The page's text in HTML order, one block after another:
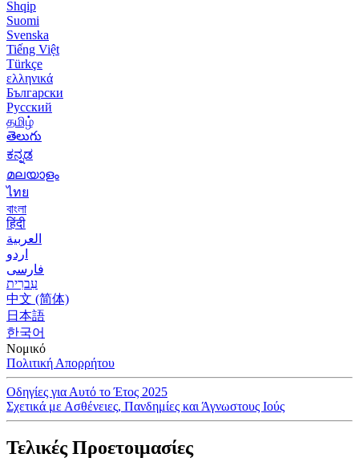
Shqip
Suomi
Svenska
Tiếng Việt
Türkçe
ελληνικά
Български
Русский
தமிழ்
తెలుగు
ಕನ್ನಡ
മലയാളം
ไทย
বাংলা
हिंदी
العربية
اردو
فارسی
עִברִית
中文 (简体)
日本語
한국어
Νομικό
Πολιτική Απορρήτου
Οδηγίες για Αυτό το Έτος 2025
Σχετικά με Ασθένειες, Πανδημίες και Άγνωστους Ιούς
Τελικές Προετοιμασίες